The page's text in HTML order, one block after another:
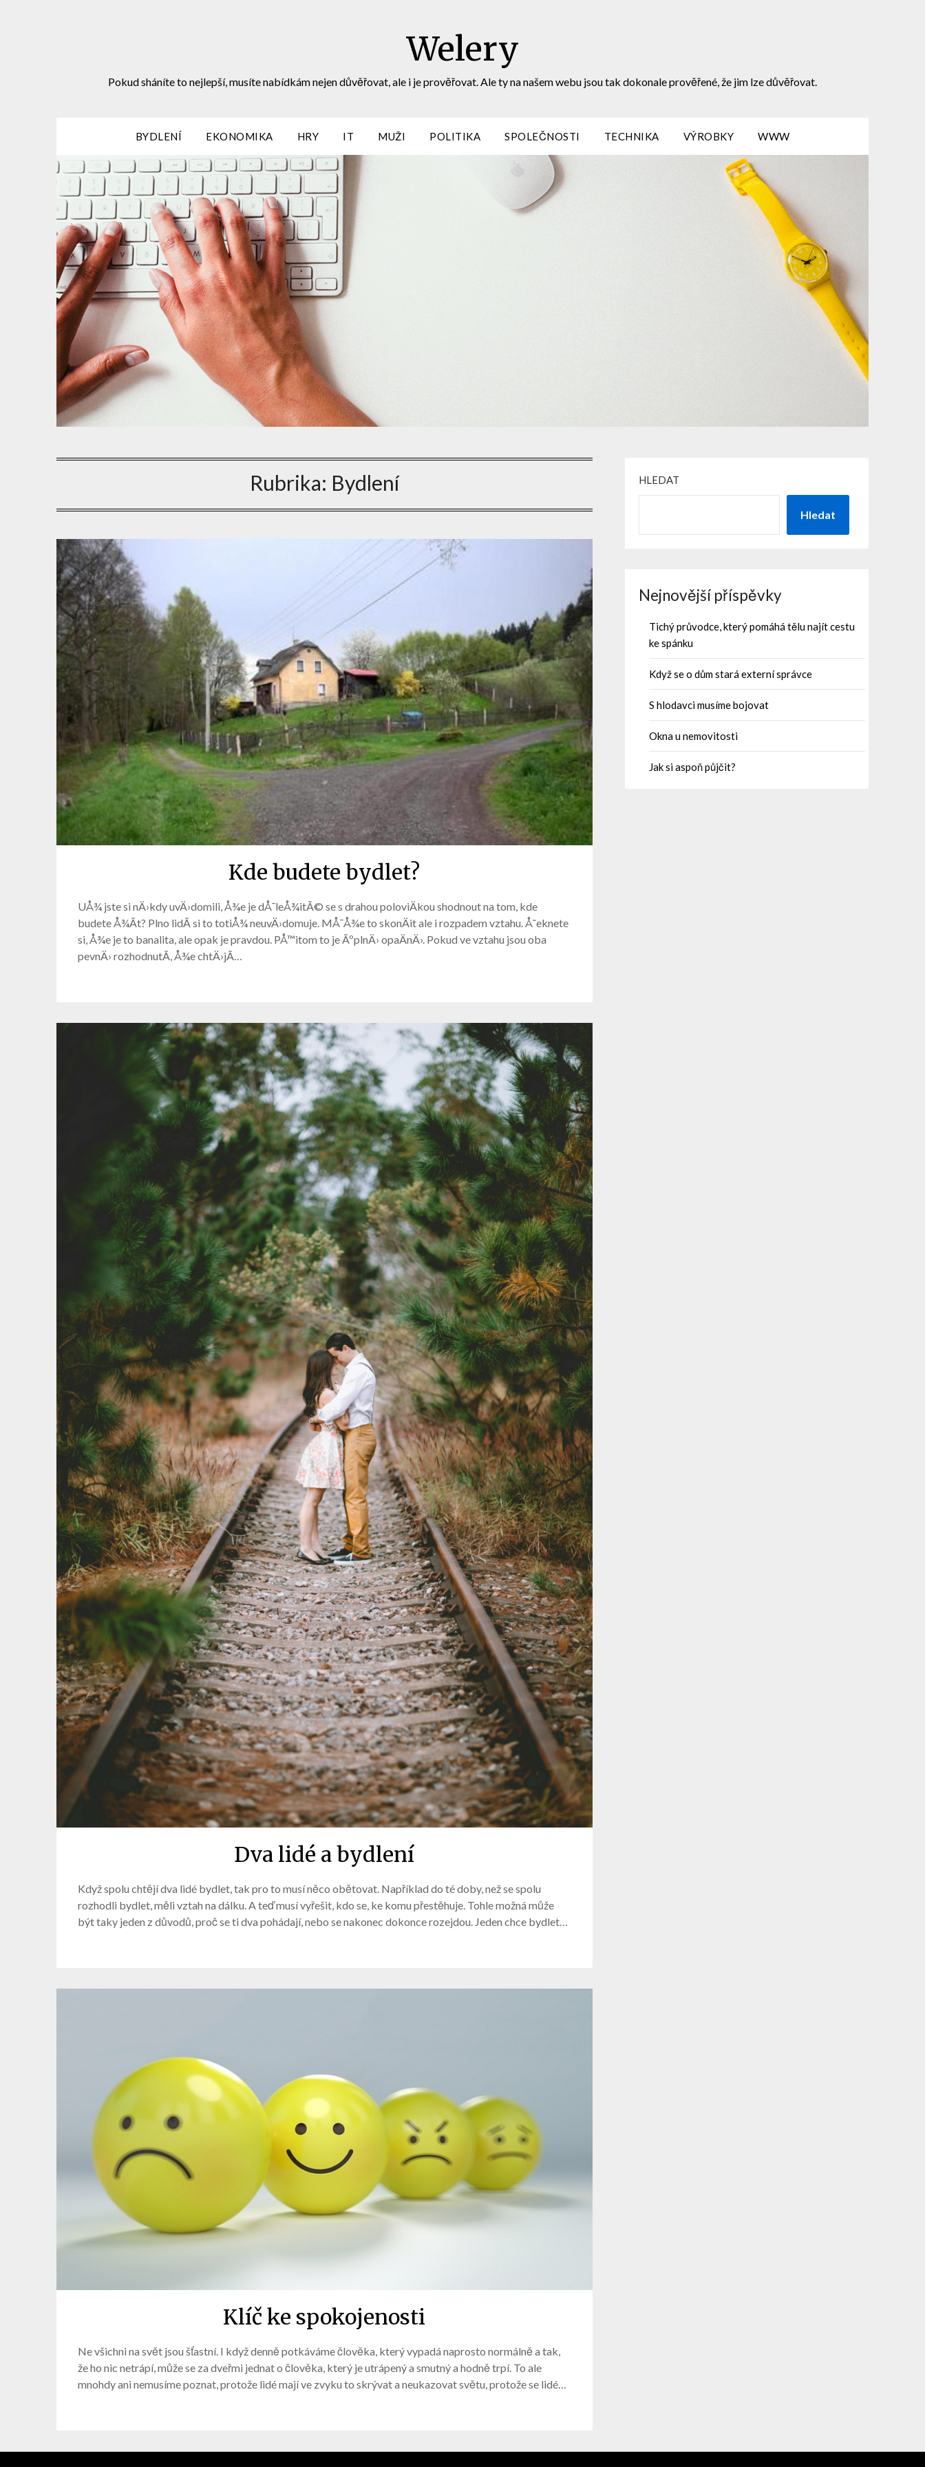
Welery
Pokud sháníte to nejlepší, musíte nabídkám nejen důvěřovat, ale i je prověřovat. Ale ty na našem webu jsou tak dokonale prověřené, že jim lze důvěřovat.
BYDLENÍ EKONOMIKA HRY IT MUŽI POLITIKA SPOLEČNOSTI TECHNIKA VÝROBKY WWW
Rubrika: Bydlení
Kde budete bydlet?
UÅ¾ jste si nÄ›kdy uvÄ›domili, Å¾e je dÅ¯leÅ¾itÃ© se s drahou poloviÄkou shodnout na tom, kde
budete Å¾Ã­t? Plno lidÃ­ si to totiÅ¾ neuvÄ›domuje. MÅ¯Å¾e to skonÄit ale i rozpadem vztahu. Å˜eknete
si, Å¾e je to banalita, ale opak je pravdou. PÅ™itom to je ÃºplnÄ› opaÄnÄ›. Pokud ve vztahu jsou oba
pevnÄ› rozhodnutÃ­, Å¾e chtÄ›jÃ­…
Dva lidé a bydlení
Když spolu chtějí dva lidé bydlet, tak pro to musí něco obětovat. Například do té doby, než se spolu
rozhodli bydlet, měli vztah na dálku. A teď musí vyřešit, kdo se, ke komu přestěhuje. Tohle možná může
být taky jeden z důvodů, proč se ti dva pohádají, nebo se nakonec dokonce rozejdou. Jeden chce bydlet…
Klíč ke spokojenosti
Ne všichni na svět jsou šťastní. I když denně potkáváme člověka, který vypadá naprosto normálně a tak,
že ho nic netrápí, může se za dveřmi jednat o člověka, který je utrápený a smutný a hodně trpí. To ale
mnohdy ani nemusíme poznat, protože lidé mají ve zvyku to skrývat a neukazovat světu, protože se lidé…
HLEDAT
Hledat
Nejnovější příspěvky
Tichý průvodce, který pomáhá tělu najít cestu
ke spánku
Když se o dům stará externí správce
S hlodavci musíme bojovat
Okna u nemovitosti
Jak si aspoň půjčit?